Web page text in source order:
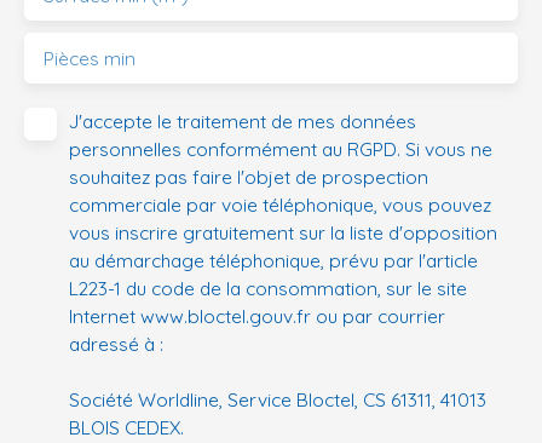
Pièces min
J'accepte le traitement de mes données
personnelles conformément au RGPD. Si vous ne
souhaitez pas faire l'objet de prospection
commerciale par voie téléphonique, vous pouvez
vous inscrire gratuitement sur la liste d'opposition
au démarchage téléphonique, prévu par l'article
L223-1 du code de la consommation, sur le site
Internet www.bloctel.gouv.fr ou par courrier
adressé à :
Société Worldline, Service Bloctel, CS 61311, 41013
BLOIS CEDEX.